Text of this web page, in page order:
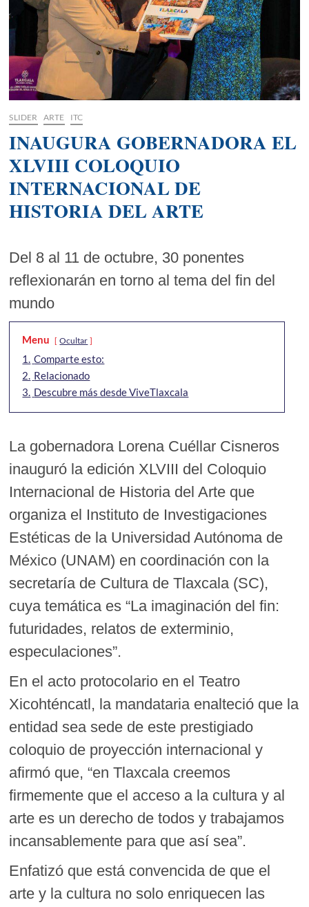
SLIDER ARTE ITC
INAUGURA GOBERNADORA EL
XLVIII COLOQUIO
INTERNACIONAL DE
HISTORIA DEL ARTE
Del 8 al 11 de octubre, 30 ponentes
reflexionarán en torno al tema del fin del
mundo
Menu Ocultar
1. Comparte esto:
2. Relacionado
3. Descubre más desde ViveTlaxcala
La gobernadora Lorena Cuéllar Cisneros
inauguró la edición XLVIII del Coloquio
Internacional de Historia del Arte que
organiza el Instituto de Investigaciones
Estéticas de la Universidad Autónoma de
México (UNAM) en coordinación con la
secretaría de Cultura de Tlaxcala (SC),
cuya temática es “La imaginación del fin:
futuridades, relatos de exterminio,
especulaciones”.
En el acto protocolario en el Teatro
Xicohténcatl, la mandataria enalteció que la
entidad sea sede de este prestigiado
coloquio de proyección internacional y
afirmó que, “en Tlaxcala creemos
firmemente que el acceso a la cultura y al
arte es un derecho de todos y trabajamos
incansablemente para que así sea”.
Enfatizó que está convencida de que el
arte y la cultura no solo enriquecen las